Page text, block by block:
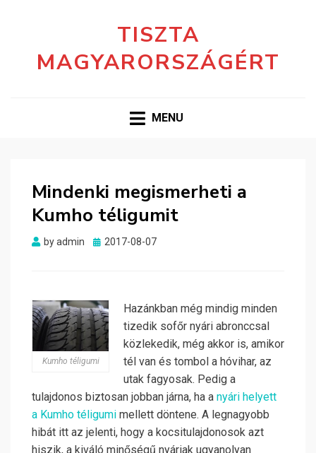
TISZTA
MAGYARORSZÁGÉRT
MENU
Mindenki megismerheti a
Kumho téligumit
byadmin
Posted
2017-08-07
Kumho téligumi
Hazánkban még mindig minden
tizedik sofőr nyári abronccsal
közlekedik, még akkor is, amikor
tél van és tombol a hóvihar, az
utak fagyosak. Pedig a
tulajdonos biztosan jobban járna, ha a nyári helyett
a Kumho téligumi mellett döntene. A legnagyobb
hibát itt az jelenti, hogy a kocsitulajdonosok azt
hiszik, a kiváló minőségű nyáriak ugyanolyan